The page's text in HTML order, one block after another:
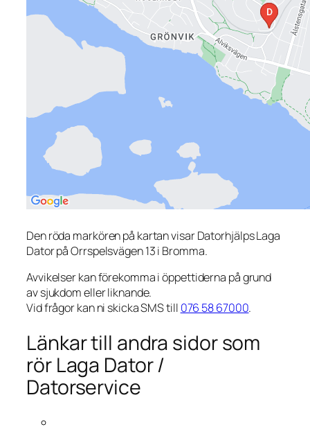
Den röda markören på kartan visar Datorhjälps Laga
Dator på Orrspelsvägen 13 i Bromma.
Avvikelser kan förekomma i öppettiderna på grund
av sjukdom eller liknande.
Vid frågor kan ni skicka SMS till 076 58 67000.
Länkar till andra sidor som
rör Laga Dator /
Datorservice